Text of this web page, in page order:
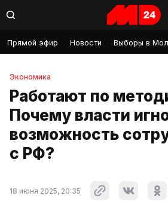
Прямой эфир Новости Выборы в
Экономика
Работают по
Почему власти
возможность
с РФ?
18 июня 2025, 20:35